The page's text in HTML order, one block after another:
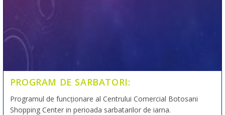
PROGRAM DE SARBATORI:
Programul de funcționare al Centrului Comercial Botosani
Shopping Center in perioada sarbatarilor de iarna.